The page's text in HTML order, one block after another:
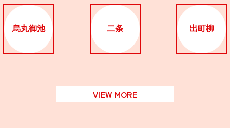
烏丸御池 二条 出町柳
VIEW MORE